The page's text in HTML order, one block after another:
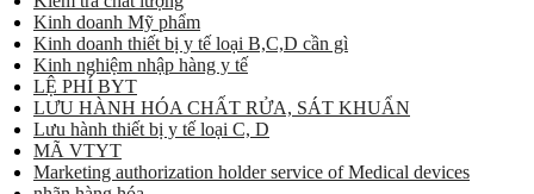
Kinh doanh Mỹ phẩm
Kinh doanh thiết bị y tế loại B,C,D cần gì
Kinh nghiệm nhập hàng y tế
LỆ PHÍ BYT
LƯU HÀNH HÓA CHẤT RỬA, SÁT KHUẨN
Lưu hành thiết bị y tế loại C, D
MÃ VTYT
Marketing authorization holder service of Medical devices